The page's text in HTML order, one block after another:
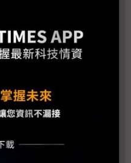
斷電影響最新狀況
時停工1週
值
灣 影響輕微
工遺體